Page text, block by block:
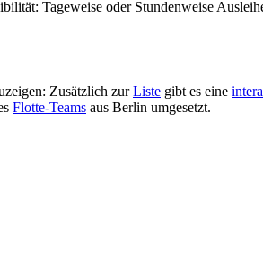
Tageweise oder Stundenweise
Zusätzlich zurListe gibt es eine
Flotte-Teams aus Berlin umgesetzt.